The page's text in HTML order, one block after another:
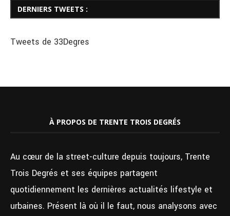
DERNIERS TWEETS :
Tweets de 33Degres
À PROPOS DE TRENTE TROIS DEGRÉS
Au cœur de la street-culture depuis toujours, Trente
Trois Degrés et ses équipes partagent
quotidiennement les dernières actualités lifestyle et
urbaines. Présent là où il le faut, nous analysons avec